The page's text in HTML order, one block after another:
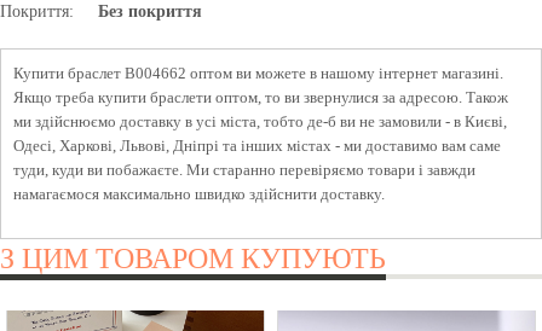
Покриття:
Без покриття
Купити браслет B004662 оптом ви можете в нашому інтернет магазині.
Якщо треба купити браслети оптом, то ви звернулися за адресою. Також
ми здійснюємо доставку в усі міста, тобто де-б ви не замовили - в Києві,
Одесі, Харкові, Львові, Дніпрі та інших містах - ми доставимо вам саме
туди, куди ви побажаєте. Ми старанно перевіряємо товари і завжди
намагаємося максимально швидко здійснити доставку.
З ЦИМ ТОВАРОМ КУПУЮТЬ